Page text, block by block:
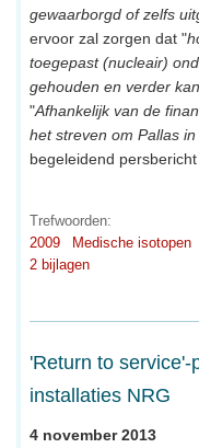
gewaarborgd of zelfs
ervoor zal zorgen dat "
toegepast (nucleair)
gehouden en verder
"Afhankelijk van de
het streven om Pallas
begeleidend persbericht
Trefwoorden:
2009
Medische isotopen
2 bijlagen
'Return to
installaties NRG
4 november 2013